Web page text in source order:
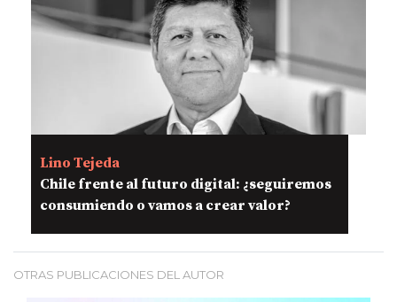
Lino Tejeda
Chile frente al futuro digital: ¿seguiremos
consumiendo o vamos a crear valor?
OTRAS PUBLICACIONES DEL AUTOR